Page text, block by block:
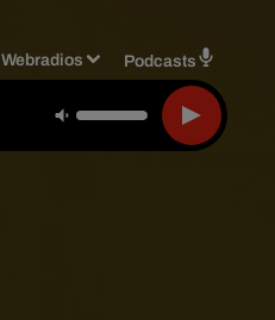
Webradios Podcasts